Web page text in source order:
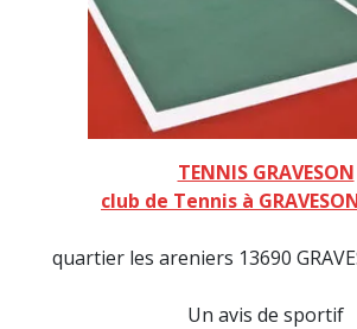
TENNIS GRAVESON
club de Tennis à
quartier les areniers 13690
Un avis de sportif